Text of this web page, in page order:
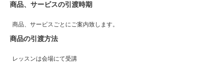
商品、サービスの引渡時期
商品、サービスごとにご案内致します。
商品の引渡方法
レッスンは会場にて受講